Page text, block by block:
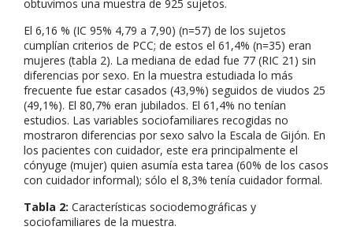
obtuvimos una muestra de 925 sujetos.
El 6,16 % (IC 95% 4,79 a 7,90) (n=57) de los sujetos
cumplían criterios de PCC; de estos el 61,4% (n=35) eran
mujeres (tabla 2). La mediana de edad fue 77 (RIC 21) sin
diferencias por sexo. En la muestra estudiada lo más
frecuente fue estar casados (43,9%) seguidos de viudos 25
(49,1%). El 80,7% eran jubilados. El 61,4% no tenían
estudios. Las variables sociofamiliares recogidas no
mostraron diferencias por sexo salvo la Escala de Gijón. En
los pacientes con cuidador, este era principalmente el
cónyuge (mujer) quien asumía esta tarea (60% de los casos
con cuidador informal); sólo el 8,3% tenía cuidador formal.
Tabla 2: Características sociodemográficas y
sociofamiliares de la muestra.